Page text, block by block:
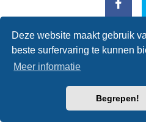
Deze website maakt gebruik
beste surfervaring te kunnen
Meer informatie
Begrepen!
Powered by phpBB ® Forum Software © phpBB
phpBB.nl
Stylewe_universalcreated by INVENTEA &
Privacy|Gebruikersvoorwaarden